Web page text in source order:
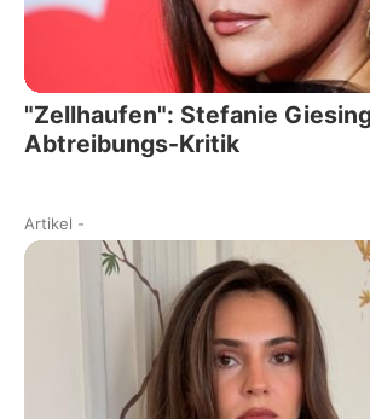
"Zellhaufen": Stefanie
Abtreibungs-Kritik
Artikel -